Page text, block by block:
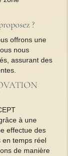
?
offrons une
nous
assurant des
à une
effectue des
en temps réel
de manière